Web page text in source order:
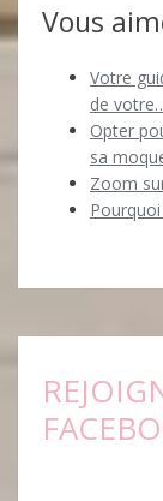
Vous
Votre
de
Opter
sa
Zoom